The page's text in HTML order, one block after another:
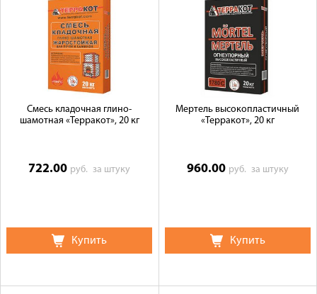
Доставка
Сотрудничество
Галерея объектов
Контакты
Смесь кладочная глино-
шамотная «Терракот», 20 кг
722.00 руб.за штуку
Купить
Мертель высокопластичный
«Терракот», 20 кг
960.00 руб. за штуку
Купить